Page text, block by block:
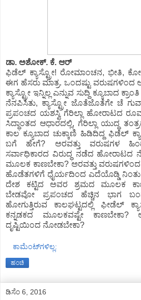
ಡಾ. ಅಶೋಕ್. ಕೆ. ಆರ್
ಫಿಡೆಲ್ ಕ್ಯಾಸ್ಟ್ರೋ! ರೋಮಾಂಚನ, ಭೀತಿ,
ಈಗ ಹೆಸರು ಮಾತ್ರ. ಒಂದಷ್ಟು ವರುಷಗಳಿಂದ
ಕ್ಯಾಸ್ಟ್ರೋ ಇನ್ನಿಲ್ಲ ಎನ್ನುವ ಸುದ್ದಿ ಕ್ಯೂಬಾದ
ನೆನಪಿಸಿತು, ಕ್ಯಾಸ್ಟ್ರೋ ಜೊತೆಜೊತೆಗೇ ಚೆ
ಪ್ರಪಂಚದ ಯಶಸ್ವಿ ಗೆರಿಲ್ಲಾ ಹೋರಾಟದ
ಸಿದ್ಧಾಂತದ ಆಧಾರದಲ್ಲಿ, ಗೆರಿಲ್ಲಾ ಯುದ್ಧ
ಕಾಲ ಕ್ಯೂಬಾದ ಚುಕ್ಕಾಣಿ ಹಿಡಿದಿದ್ದ ಫಿಡೆಲ್
ಬಗೆ ಹೇಗೆ? ಅರವತ್ತು ವರುಷಗಳ
ಸರ್ವಾಧಿಕಾರದ ವಿರುದ್ಧ ನಡೆದ ಹೋರಾಟದ
ಮೂಲಕ ಕಾಣಬೇಕಾ? ಅರವತ್ತು
ಹೊಡೆತಗಳಿಗೆ ಧೈರ್ಯದಿಂದ ಎದೆಯೊಡ್ಡಿ
ದೇಶ ಕಟ್ಟಿದ ಅವರ ಶ್ರಮದ ಮೂಲಕ
ಬೇಡವೋ ಪ್ರಪಂಚದ ಹೆಚ್ಚಿನ ಭಾಗ
ಹೋಗುತ್ತಿರುವ ಕಾಲಘಟ್ಟದಲ್ಲಿ ಫೀಡೆಲ್
ಕನ್ನಡಕದ ಮೂಲಕವಷ್ಟೇ ಕಾಣಬೇಕಾ?
ದೃಷ್ಟಿಯಿಂದ ನೋಡಬೇಕಾ?
ಕಾಮೆಂಟ್‌ಗಳಿಲ್ಲ:
ಹಂಚಿ
ಡಿಸೆಂ 6, 2016